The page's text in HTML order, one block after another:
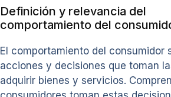
Definición y relevancia del
comportamiento del
El comportamiento del consumidor
acciones y decisiones que toman
adquirir bienes y servicios.